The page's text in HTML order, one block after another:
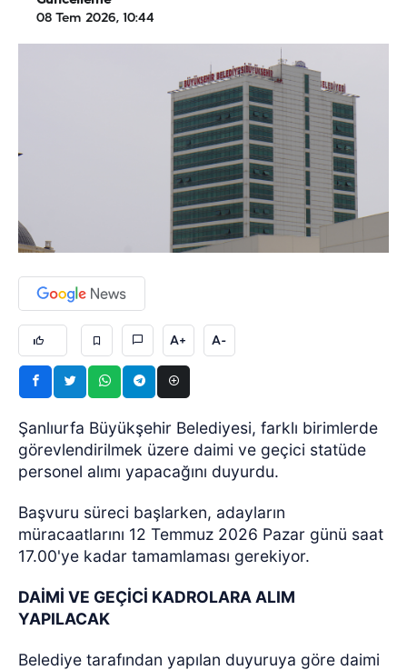
08 Tem 2026, 10:44
A+ A-
Şanlıurfa Büyükşehir Belediyesi, farklı birimlerde
görevlendirilmek üzere daimi ve geçici statüde
personel alımı yapacağını duyurdu.
Başvuru süreci başlarken, adayların
müracaatlarını 12 Temmuz 2026 Pazar günü saat
17.00'ye kadar tamamlaması gerekiyor.
DAİMİ VE GEÇİCİ KADROLARA ALIM
YAPILACAK
Belediye tarafından yapılan duyuruya göre daimi